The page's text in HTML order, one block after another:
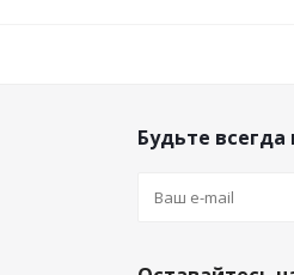
Будьте всегда